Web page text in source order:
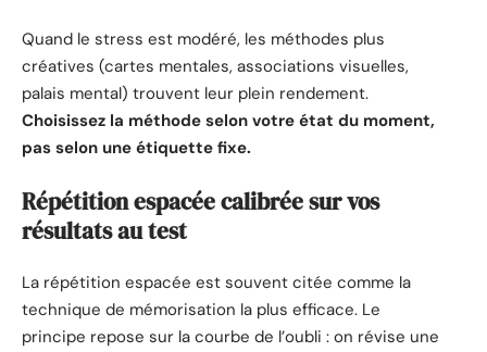
Quand le stress est modéré, les méthodes plus
créatives (cartes mentales, associations visuelles,
palais mental) trouvent leur plein rendement.
Choisissez la méthode selon votre état du moment,
pas selon une étiquette fixe.
Répétition espacée calibrée sur vos
résultats au test
La répétition espacée est souvent citée comme la
technique de mémorisation la plus efficace. Le
principe repose sur la courbe de l’oubli : on révise une